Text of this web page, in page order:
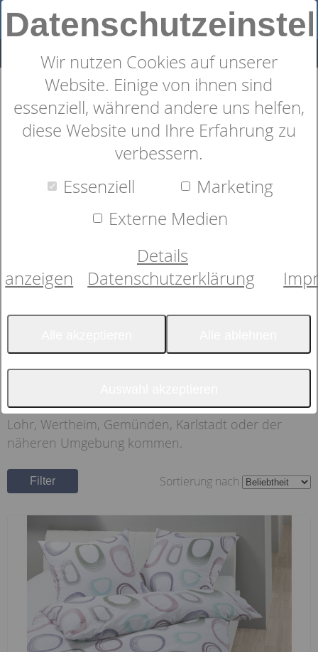
Wir nutzen Cookies auf unserer
Website. Einige von ihnen sind
essenziell, während andere uns helfen,
diese Website und Ihre Erfahrung zu
verbessern.
Essenziell
Marketing
Externe Medien
Details
anzeigen
Datenschutzerklärung
Bettwäschen Seersucker 4Produkte
Seersucker Bettwäsche:
Bügelfreie Mako-Qualität in
Marktheidenfeld
Anlaufstelle für hochwertige Seersucker Bettwäsche,
die besonders pflegeleicht und für den Sommer
geeignet ist. Wir bieten Ihnen eine große Auswahl
an Modellen der renommierten Marken Janine und
Gerne beraten wir Sie vor Ort und helfen Ihnen, die
perfekte Bettwäsche für einen erholsamen Schlaf zu
unserem exzellenten Service - auch wenn Sie aus
Lohr, Wertheim, Gemünden, Karlstadt oder der
näheren Umgebung kommen.
Filter Sortierung nach